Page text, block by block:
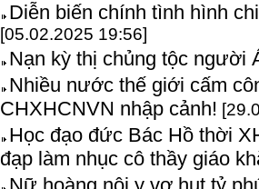
Diễn biến chính tình hình
[05.02.2025 19:56]
Nạn kỳ thị chủng tộc người
Nhiều nước thế giới cấm
CHXHCNVN nhập cảnh!
Học đạo đức Bác Hồ thời
đạp làm nhục cô thầy giáo